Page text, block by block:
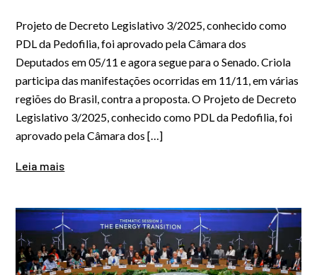
Projeto de Decreto Legislativo 3/2025, conhecido como
PDL da Pedofilia, foi aprovado pela Câmara dos
Deputados em 05/11 e agora segue para o Senado. Criola
participa das manifestações ocorridas em 11/11, em várias
regiões do Brasil, contra a proposta. O Projeto de Decreto
Legislativo 3/2025, conhecido como PDL da Pedofilia, foi
aprovado pela Câmara dos […]
Leia mais